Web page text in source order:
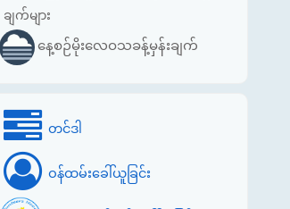
ချက်များ
နေ့စဉ်မိုးလေဝသခန့်မှန်းချက်
တင်ဒါ
ဝန်ထမ်းခေါ်ယူခြင်း